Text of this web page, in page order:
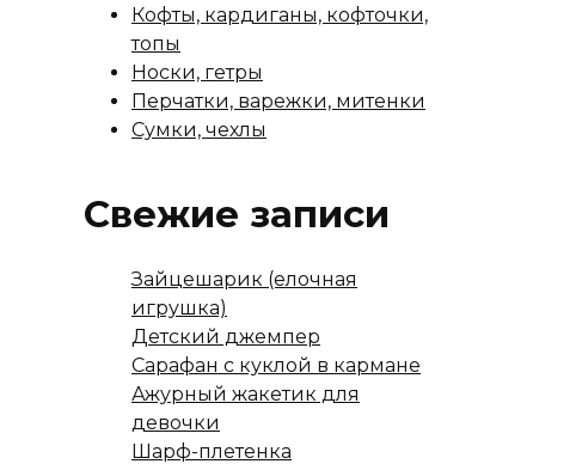
Кофты, кардиганы, кофточки,
топы
Носки, гетры
Перчатки, варежки, митенки
Сумки, чехлы
Свежие записи
Зайцешарик (елочная
игрушка)
Детский джемпер
Сарафан с куклой в кармане
Ажурный жакетик для
девочки
Шарф-плетенка